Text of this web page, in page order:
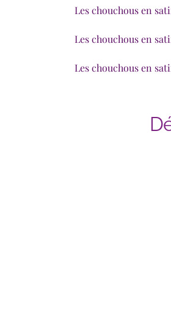
Les chouchous en
Les chouchous en
Les chouchous en